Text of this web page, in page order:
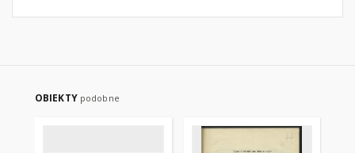
OBIEKTY podobne